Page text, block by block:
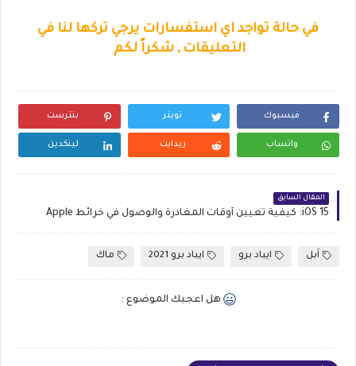
في حالة تواجد اي استفسارات يرجي تركها لنا في
التعليقات , شكراً لكم
فيسبوك تويتر بنترست
واتساب ريدايت لينكدين
المقال السابق
iOS 15: كيفية تعيين أوقات المغادرة والوصول في خرائط Apple
اَبل ايباد برو ايباد برو 2021 ماك
هل اعجبك الموضوع :